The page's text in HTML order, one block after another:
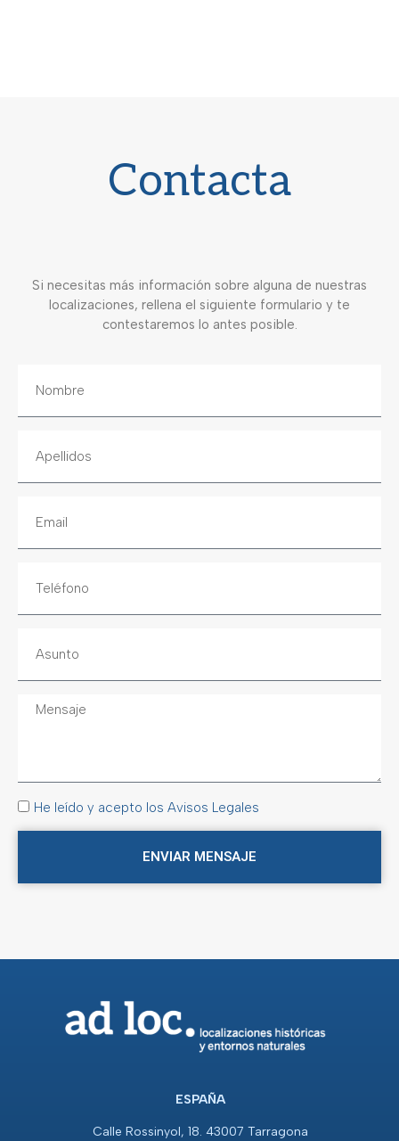
Contacta
Si necesitas más información sobre alguna de nuestras
localizaciones, rellena el siguiente formulario y te
contestaremos lo antes posible.
He leído y acepto los Avisos Legales
ENVIAR MENSAJE
ESPAÑA
Calle Rossinyol, 18. 43007 Tarragona